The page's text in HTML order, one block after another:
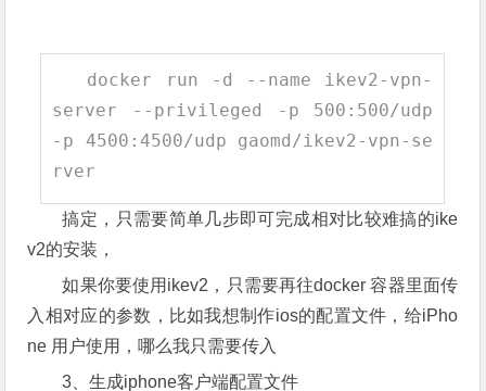
docker run - d -- name ikev2- vpn-
server
-- privileged - p 500 : 500/udp
- p 4500 : 4500/udp gaomd/ikev2- vpn- se
rver
搞定，只需要简单几步即可完成相对比较难搞的ike
v2的安装，
如果你要使用ikev2，只需要再往docker 容器里面传
入相对应的参数，比如我想制作ios的配置文件，给iPho
ne 用户使用，哪么我只需要传入
3、生成iphone客户端配置文件